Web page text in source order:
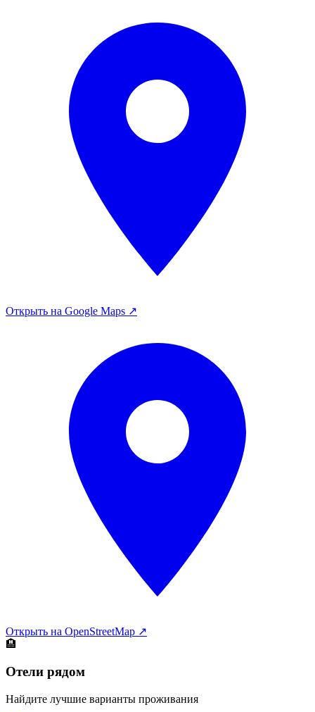
Открыть на Google Maps ↗
Открыть на OpenStreetMap ↗
🏨
Отели рядом
Найдите лучшие варианты проживания